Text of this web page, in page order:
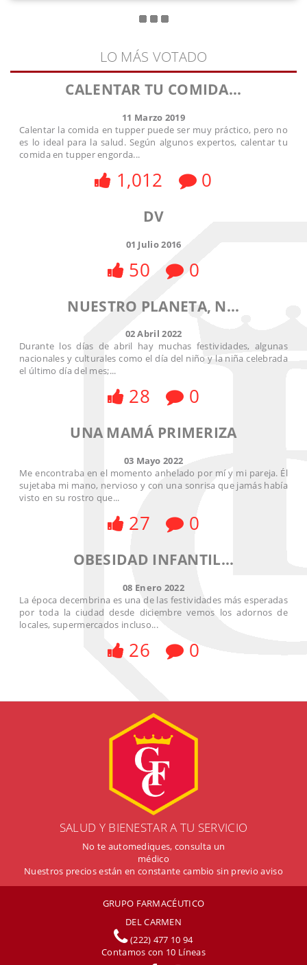
LO MÁS VOTADO
CALENTAR TU COMIDA...
11 Marzo 2019
Calentar la comida en tupper puede ser muy práctico, pero no
es lo ideal para la salud. Según algunos expertos, calentar tu
comida en tupper engorda...
1,012 0
DV
01 Julio 2016
50 0
NUESTRO PLANETA, N...
02 Abril 2022
Durante los días de abril hay muchas festividades, algunas
nacionales y culturales como el día del niño y la niña celebrada
el último día del mes;...
28 0
UNA MAMÁ PRIMERIZA
03 Mayo 2022
Me encontraba en el momento anhelado por mí y mi pareja. Él
sujetaba mi mano, nervioso y con una sonrisa que jamás había
visto en su rostro que...
27 0
OBESIDAD INFANTIL...
08 Enero 2022
La época decembrina es una de las festividades más esperadas
por toda la ciudad desde diciembre vemos los adornos de
locales, supermercados incluso...
26 0
SALUD Y BIENESTAR A TU SERVICIO
No te automediques, consulta un
médico
Nuestros precios están en constante cambio sin previo aviso
GRUPO FARMACÉUTICO
DEL CARMEN
(222) 477 10 94
Contamos con 10 Líneas